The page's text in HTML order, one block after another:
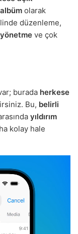
albüm olarak
düzenleme,
ve çok
burada herkese
Bu, belirli
yıldırım
kolay hale